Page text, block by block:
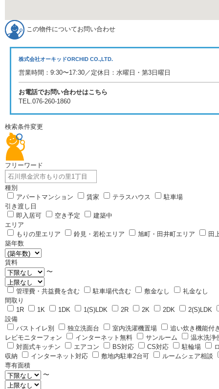
この物件についてお問い合わせ
株式会社オーキッドORCHID CO.,LTD.
営業時間：9:30〜17:30／定休日：水曜日・第3日曜日
お電話でお問い合わせはこちら
TEL.076-260-1860
検索条件変更
フリーワード
種別
アパートマンション
賃家 テラスハウス
駐車場
引き渡し日
即入居可
空き予定
建築中
エリア
もりの里エリア
鈴見・若松エリア 旭町・田井町エリア
田
築年数
賃料
〜
管理費・共益費を含む 駐車場代含む 敷金なし
礼金なし
間取り
1R
1K 1DK 1(S)LDK 2R 2K 2DK
2(S)LDK
設備
バストイレ別
独立洗面台 室内洗濯機置場
追い炊き機能付
レビモニターフォン
インターネット無料 サンルーム
温水洗浄
対面式キッチン
エアコン BS対応 CS対応 駐輪場
収納
インターネット対応 敷地内駐車2台可
ルームシェア相談
専有面積
〜